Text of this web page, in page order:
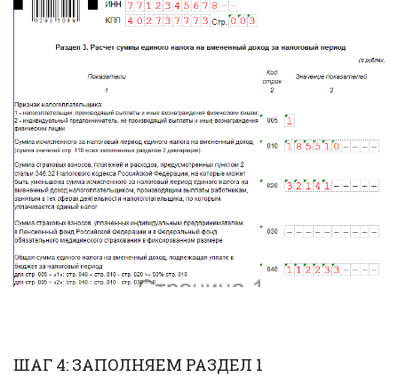
ШАГ 4: ЗАПОЛНЯЕМ РАЗДЕЛ 1